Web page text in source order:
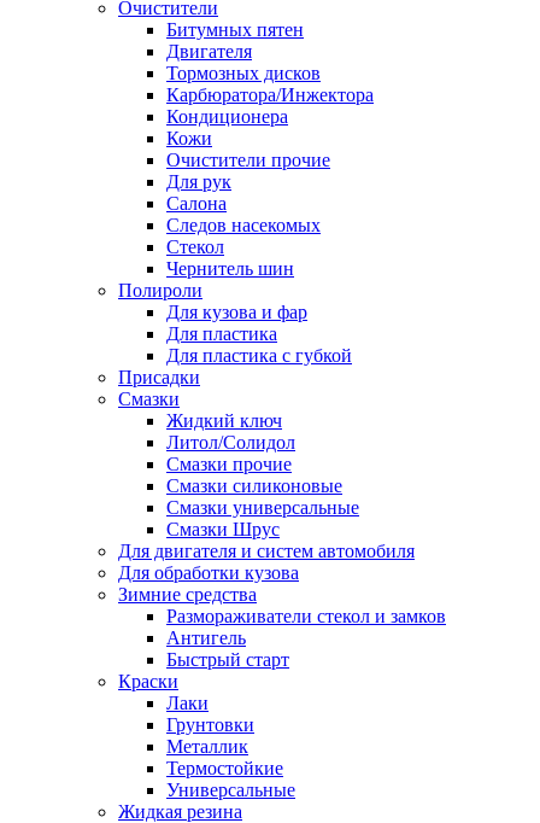
Очистители
Битумных пятен
Двигателя
Тормозных дисков
Карбюратора/Инжектора
Кондиционера
Кожи
Очистители прочие
Для рук
Салона
Следов насекомых
Стекол
Чернитель шин
Полироли
Для кузова и фар
Для пластика
Для пластика с губкой
Присадки
Смазки
Жидкий ключ
Литол/Солидол
Смазки прочие
Смазки силиконовые
Смазки универсальные
Смазки Шрус
Для двигателя и систем автомобиля
Для обработки кузова
Зимние средства
Размораживатели стекол и замков
Антигель
Быстрый старт
Краски
Лаки
Грунтовки
Металлик
Термостойкие
Универсальные
Жидкая резина